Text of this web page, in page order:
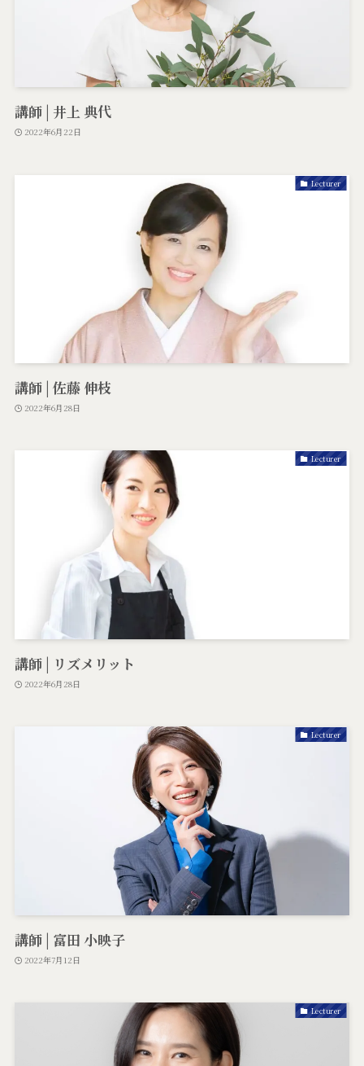
講師 | 井上 典代
2022年6月22日
Lecturer
講師 | 佐藤 伸枝
2022年6月28日
Lecturer
講師 | リズメリット
2022年6月28日
Lecturer
講師 | 富田 小映子
2022年7月12日
Lecturer